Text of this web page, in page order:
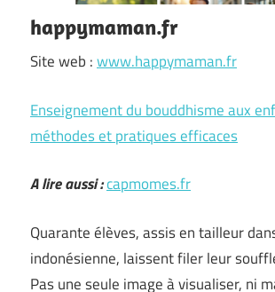
happymaman.fr
Site web :www.happymaman.fr
Enseignement du bouddhisme aux
méthodes et pratiques efficaces
A lire aussi :capmomes.fr
Quarante élèves, assis en tailleur
indonésienne, laissent filer leur
Pas une seule image à visualiser, ni